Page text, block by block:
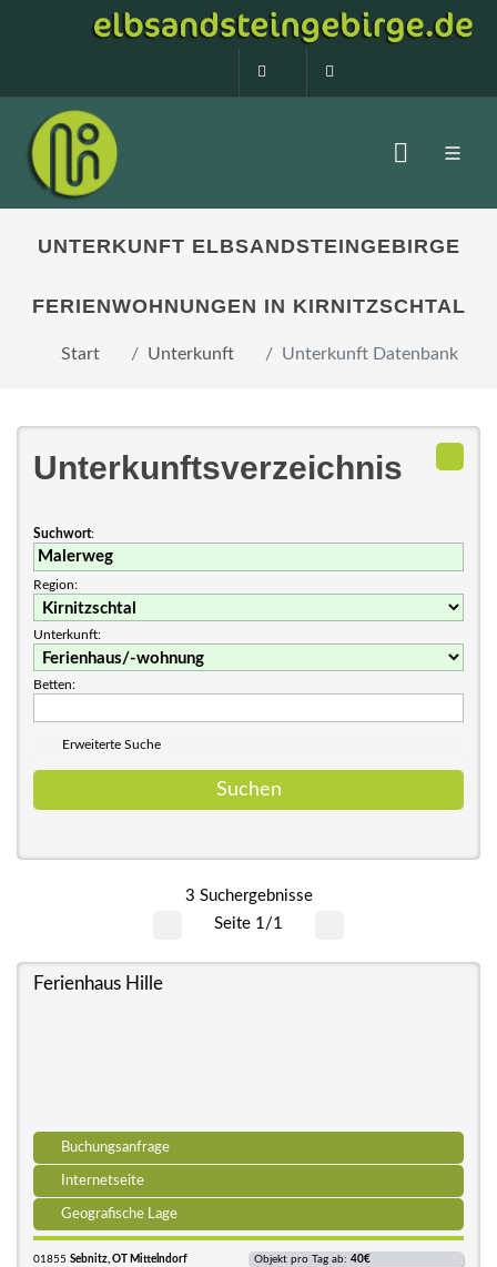
0160 99873408
UNTERKUNFT ELBSANDSTEINGEBIRGE
FERIENWOHNUNGEN IN KIRNITZSCHTAL
Start Unterkunft Unterkunft Datenbank
Unterkunftsverzeichnis
Suchwort:
Region:
Unterkunft:
Betten:
Erweiterte Suche
3 Suchergebnisse
Seite 1/1
Ferienhaus Hille
Buchungsanfrage
Internetseite
Geografische Lage
01855 Sebnitz, OT Mittelndorf
Objekt pro Tag ab: 40€